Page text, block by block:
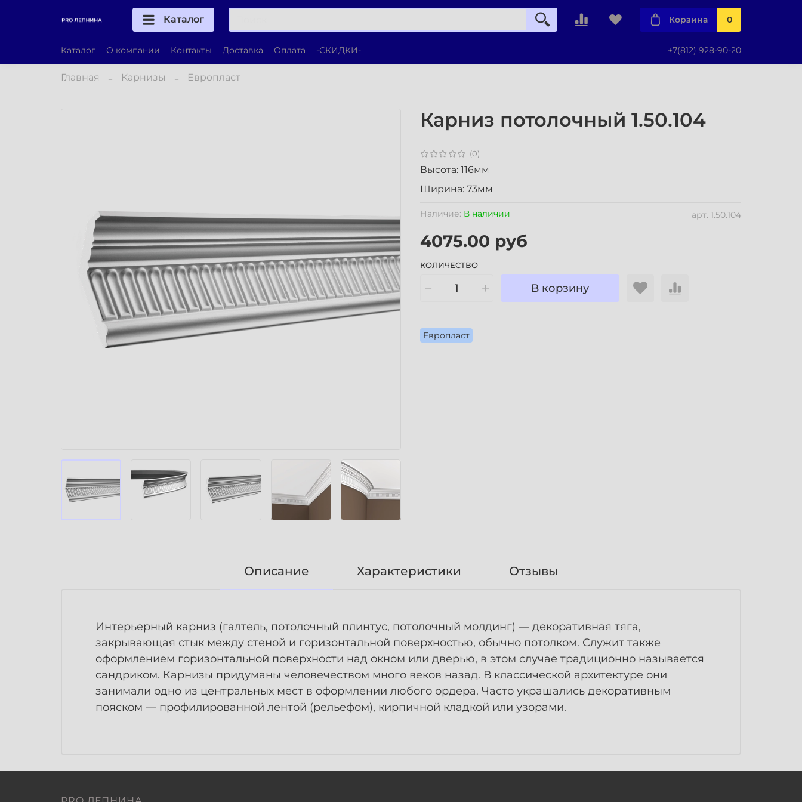
Каталог Корзина 0
Каталог О компании Контакты Доставка Оплата -СКИДКИ- +7(812) 928-90-20
Главная Карнизы Европласт
(0)
арт. 1.50.104
Наличие: В наличии
Европласт
Карниз потолочный 1.50.104
4075.00 руб
КОЛИЧЕСТВО
В корзину
Высота: 116мм
Ширина: 73мм
Описание Характеристики Отзывы
Интерьерный карниз (галтель, потолочный плинтус, потолочный молдинг) — декоративная тяга,
закрывающая стык между стеной и горизонтальной поверхностью, обычно потолком. Служит также
оформлением горизонтальной поверхности над окном или дверью, в этом случае традиционно называется
сандриком. Карнизы придуманы человечеством много веков назад. В классической архитектуре они
занимали одно из центральных мест в оформлении любого ордера. Часто украшались декоративным
пояском — профилированной лентой (рельефом), кирпичной кладкой или узорами.